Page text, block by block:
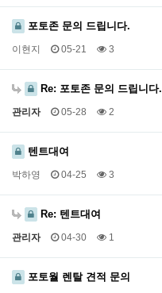
포토존 문의 드립니다.
이현지 05-21 3
Re: 포토존 문의 드립니다.
관리자 05-28 2
텐트대여
박하영 04-25 3
Re: 텐트대여
관리자 04-30 1
포토월 렌탈 견적 문의